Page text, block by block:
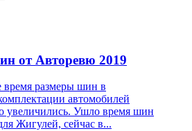
от Авторевю 2019
время размеры шин в
автомобилей
увеличились. Ушло время шин
Жигулей, сейчас в...